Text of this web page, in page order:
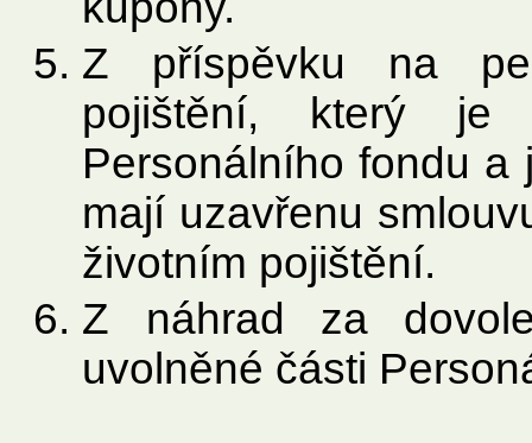
Z příspěvku na
pojištění, který je
Personálního fondu a
mají uzavřenu
životním pojištění.
Z náhrad za
uvolněné části